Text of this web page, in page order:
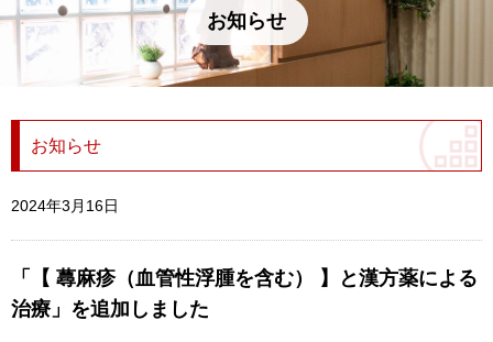
お知らせ
お知らせ
2024年3月16日
「【 蕁麻疹（血管性浮腫を含む） 】と漢方薬による
治療」を追加しました